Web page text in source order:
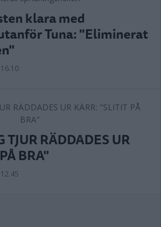
klara med
Tuna: "Eliminerat
RÄDDADES UR
BRA"